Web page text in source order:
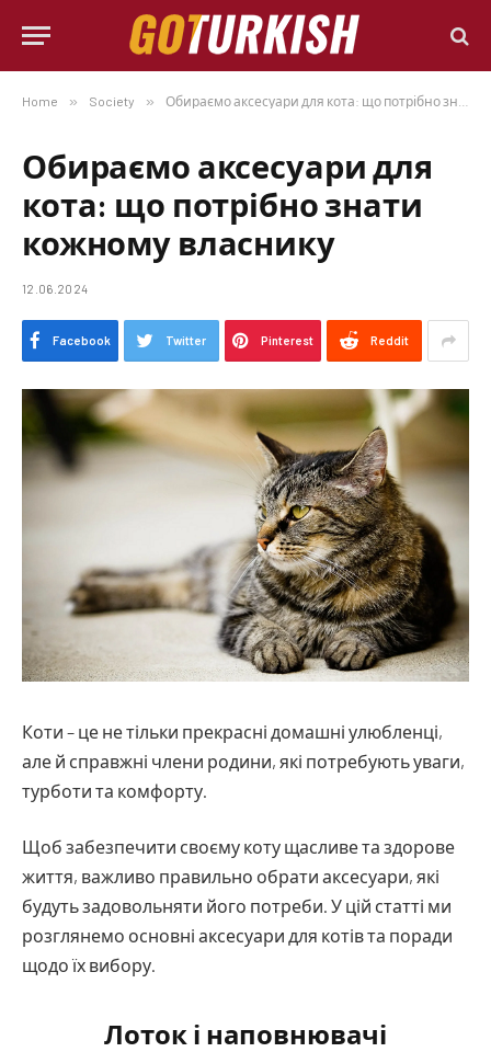
Home » Society » Обираємо аксесуари для кота: що потрібно знати кожному власнику
Обираємо аксесуари для
кота: що потрібно знати
кожному власнику
12.06.2024
Facebook Twitter Pinterest Reddit
Коти – це не тільки прекрасні домашні улюбленці,
але й справжні члени родини, які потребують уваги,
турботи та комфорту.
Щоб забезпечити своєму коту щасливе та здорове
життя, важливо правильно обрати аксесуари, які
будуть задовольняти його потреби. У цій статті ми
розглянемо основні аксесуари для котів та поради
щодо їх вибору.
Лоток і наповнювачі